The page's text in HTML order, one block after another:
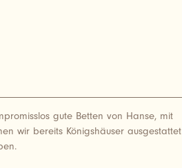
gute Betten von Hanse, mit
wir bereits Königshäuser ausgestattet